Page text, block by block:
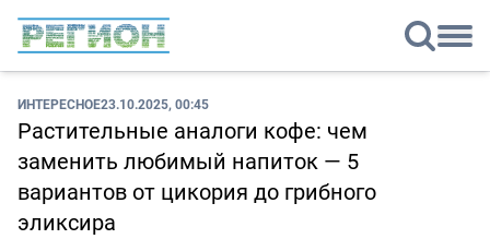
ИНТЕРЕСНОЕ23.10.2025, 00:45
Растительные аналоги кофе: чем
заменить любимый напиток — 5
вариантов от цикория до грибного
эликсира